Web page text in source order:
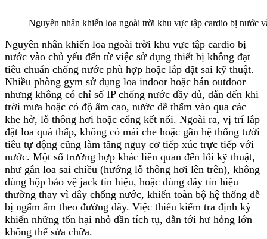
Nguyên nhân khiến loa ngoài trời khu vực tập cardio bị nước
Nguyên nhân khiến loa ngoài trời khu vực tập cardio bị
nước vào chủ yếu đến từ việc sử dụng thiết bị không đạt
tiêu chuẩn chống nước phù hợp hoặc lắp đặt sai kỹ thuật.
Nhiều phòng gym sử dụng loa indoor hoặc bán outdoor
nhưng không có chỉ số IP chống nước đầy đủ, dẫn đến khi
trời mưa hoặc có độ ẩm cao, nước dễ thấm vào qua các
khe hở, lỗ thông hơi hoặc cổng kết nối. Ngoài ra, vị trí lắp
đặt loa quá thấp, không có mái che hoặc gần hệ thống tưới
tiêu tự động cũng làm tăng nguy cơ tiếp xúc trực tiếp với
nước. Một số trường hợp khác liên quan đến lỗi kỹ thuật,
như gắn loa sai chiều (hướng lỗ thông hơi lên trên), không
dùng hộp bảo vệ jack tín hiệu, hoặc dùng dây tín hiệu
thường thay vì dây chống nước, khiến toàn bộ hệ thống dễ
bị ngấm ẩm theo đường dây. Việc thiếu kiểm tra định kỳ
khiến những tổn hại nhỏ dần tích tụ, dẫn tới hư hỏng lớn
không thể sửa chữa.